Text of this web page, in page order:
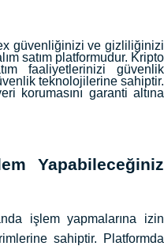
güvenliğinizi ve gizliliğinizi
satım platformudur. Kripto
faaliyetlerinizi güvenlik
teknolojilerine sahiptir.
korumasını garanti altına
Yapabileceğiniz
işlem yapmalarına izin
sahiptir. Platformda